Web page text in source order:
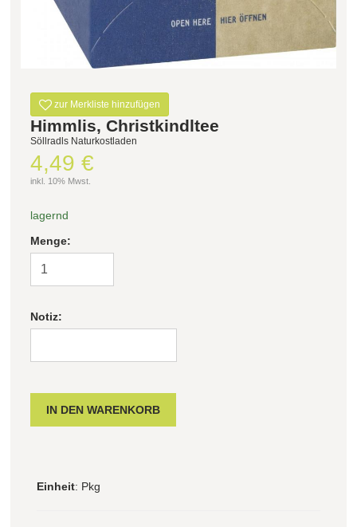
zur Merkliste hinzufügen
Himmlis, Christkindltee
Söllradls Naturkostladen
4,49 €
inkl. 10% Mwst.
lagernd
Menge:
Notiz:
Einheit: Pkg